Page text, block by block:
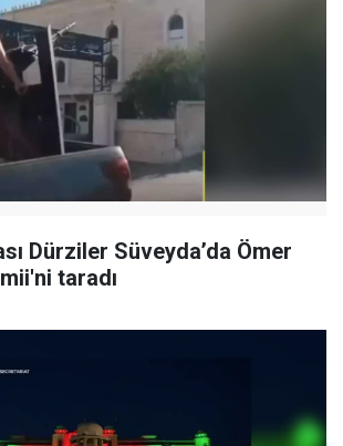
Dürziler Süveyda’da Ömer
taradı